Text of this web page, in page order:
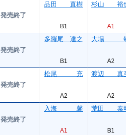
発売終了
品田 直樹
B1
杉山 裕
A1
発売終了
多羅尾 達之
B1
大場
A2
発売終了
松尾 充
A2
渡辺 真
A2
発売終了
入海 馨
A1
荒田 泰
B1